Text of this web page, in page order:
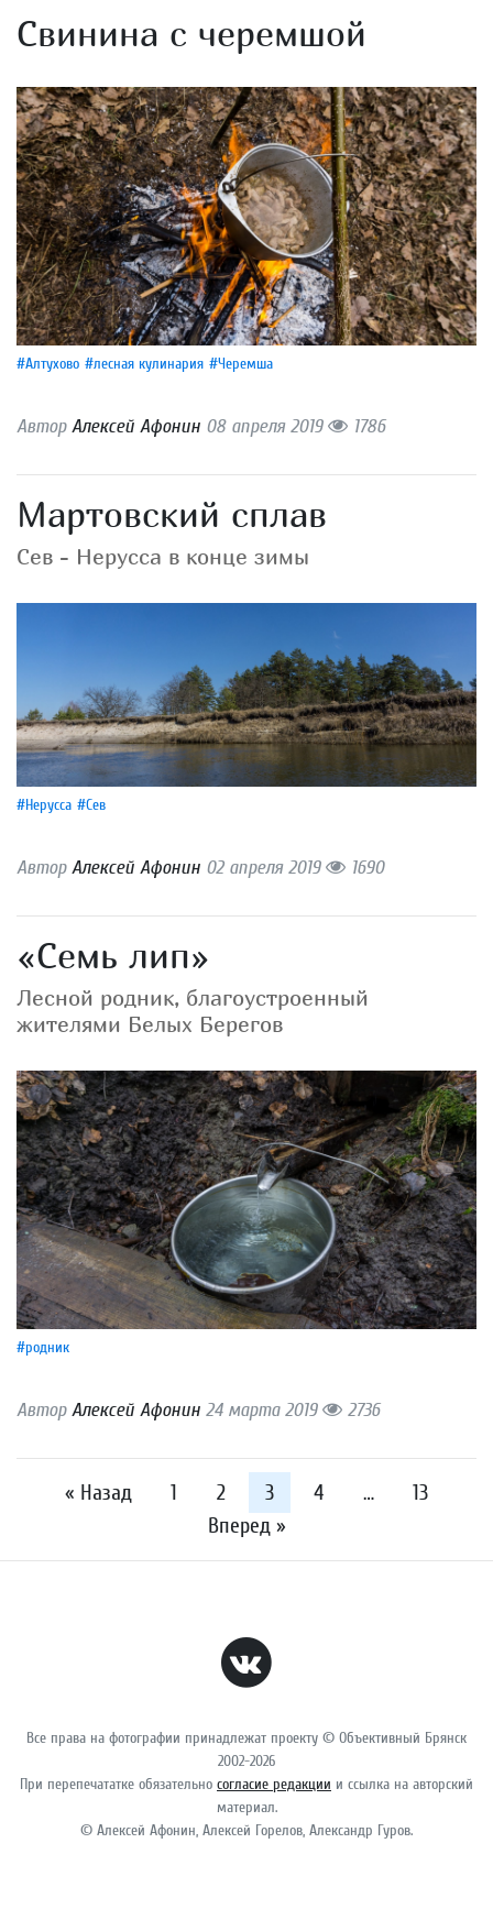
Свинина с черемшой
#Алтухово #лесная кулинария #Черемша
АвторАлексей Афонин 08 апреля 2019 1786
Мартовский сплав
Сев - Нерусса в конце зимы
#Нерусса #Сев
АвторАлексей Афонин 02 апреля 2019 1690
«Семь лип»
Лесной родник, благоустроенный
жителями Белых Берегов
#родник
АвторАлексей Афонин 24 марта 2019 2736
« Назад 1 2 3 4 …
13
Вперед »
Все права на фотографии принадлежат проекту © Объективный Брянск
2002-2026
При перепечататке обязательно согласие редакции и ссылка на авторский
материал.
© Алексей Афонин, Алексей Горелов, Александр Гуров.